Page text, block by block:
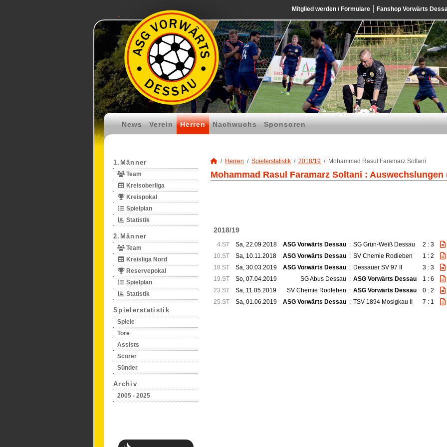
Mitglied werden / Formulare Fanshop Vorwärts
News Verein Herren Nachwuchs Sponsoren
1.Männer
Team
Kreisoberliga
Kreispokal
Spielplan
Statistik
2.Männer
Team
Kreisliga Nord
Reservepokal
Spielplan
Statistik
Spielerstatistik
Spiele
Tore
Assists
Scorer
Sünder
Archiv
2005 - 2025
Herren Spielerstatistik 2018/19 Mohammad Rasul Faramarz Soltani
Mohammad Rasul Faramarz Soltani : Auswechslungen
2018/19
4.ST Sa, 22.09.2018 ASG Vorwärts Dessau : SG Grün-Weiß Dessau 2 : 3
10.ST Sa, 10.11.2018 ASG Vorwärts Dessau : SV Chemie Rodleben 1 : 2
18.ST Sa, 30.03.2019 ASG Vorwärts Dessau : Dessauer SV 97 II 3 : 3
19.ST So, 07.04.2019 SG Abus Dessau : ASG Vorwärts Dessau 1 : 6
23.ST Sa, 11.05.2019 SV Chemie Rodleben : ASG Vorwärts Dessau 0 : 2
25.ST Sa, 01.06.2019 ASG Vorwärts Dessau : TSV 1894 Mosigkau II 7 : 1